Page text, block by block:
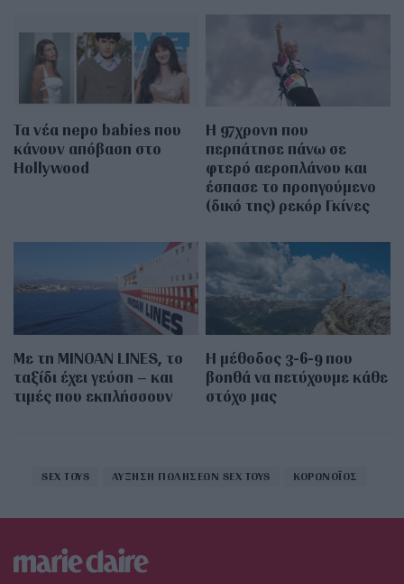
Τα νέα nepo babies που
κάνουν απόβαση στο
Hollywood
Η 97χρονη που
περπάτησε πάνω σε
φτερό αεροπλάνου και
έσπασε το προηγούμενο
(δικό της) ρεκόρ Γκίνες
Με τη MINOAN LINES, το
ταξίδι έχει γεύση – και
τιμές που εκπλήσσουν
Η μέθοδος 3-6-9 που
βοηθά να πετύχουμε κάθε
στόχο μας
SEX TOYS ΑΥΞΗΣΗ ΠΩΛΗΣΕΩΝ SEX TOYS ΚΟΡΩΝΟΪΟΣ